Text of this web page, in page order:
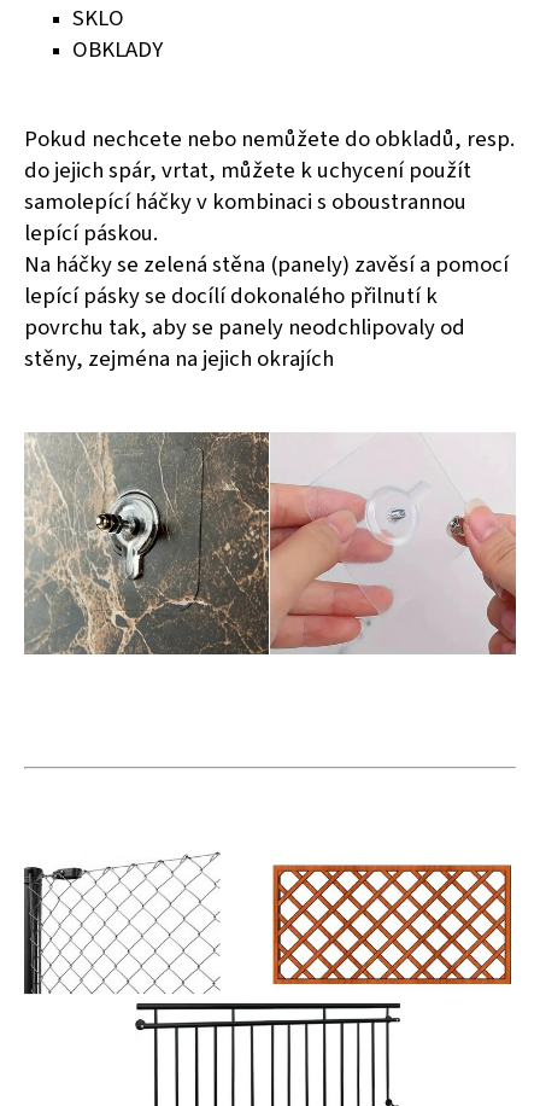
SKLO
OBKLADY
Pokud nechcete nebo nemůžete do obkladů, resp.
do jejich spár, vrtat, můžete k uchycení použít
samolepící háčky v kombinaci s oboustrannou
lepící páskou.
Na háčky se zelená stěna (panely) zavěsí a pomocí
lepící pásky se docílí dokonalého přilnutí k
povrchu tak, aby se panely neodchlipovaly od
stěny, zejména na jejich okrajích